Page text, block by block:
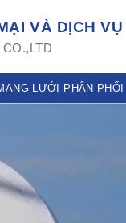
VÀ DỊCH
LƯỚI PHÂN PHỐI